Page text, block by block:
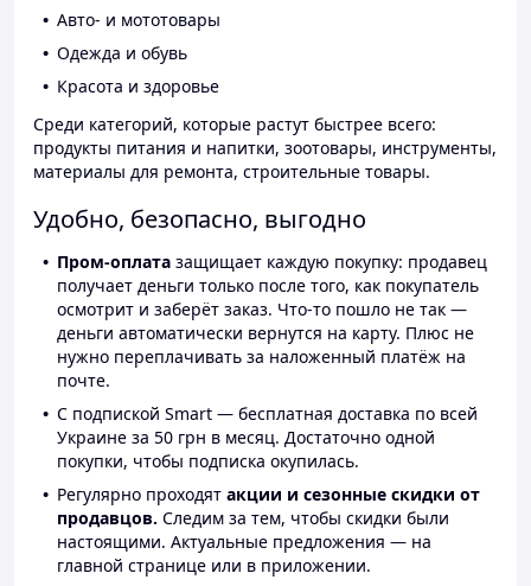
Авто- и мототовары
Одежда и обувь
Красота и здоровье
Среди категорий, которые растут быстрее всего:
продукты питания и напитки, зоотовары, инструменты,
материалы для ремонта, строительные товары.
Удобно, безопасно, выгодно
Пром-оплата защищает каждую покупку: продавец
получает деньги только после того, как покупатель
осмотрит и заберёт заказ. Что-то пошло не так —
деньги автоматически вернутся на карту. Плюс не
нужно переплачивать за наложенный платёж на
почте.
С подпиской Smart — бесплатная доставка по всей
Украине за 50 грн в месяц. Достаточно одной
покупки, чтобы подписка окупилась.
Регулярно проходят акции и сезонные скидки от
продавцов. Следим за тем, чтобы скидки были
настоящими. Актуальные предложения — на
главной странице или в приложении.